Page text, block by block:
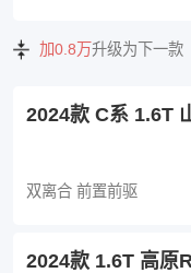
加0.8万升级为下一款
2024款 C系 1.6T
双离合 前置前驱
2024款 1.6T 高原